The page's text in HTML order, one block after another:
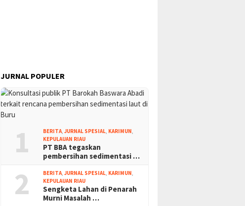
JURNAL POPULER
1 BERITA,JURNAL SPESIAL, KARIMUN,
KEPULAUAN RIAU
PT BBA tegaskan
pembersihan sedimentasi …
2 BERITA,JURNAL SPESIAL, KARIMUN,
KEPULAUAN RIAU
Sengketa Lahan di Penarah
Murni Masalah …